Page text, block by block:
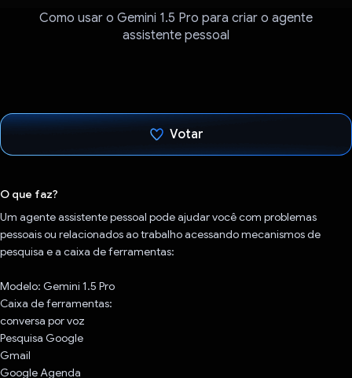
Como usar o Gemini 1.5 Pro para criar o agente
assistente pessoal
Votar
O que faz?
Um agente assistente pessoal pode ajudar você com problemas
pessoais ou relacionados ao trabalho acessando mecanismos de
pesquisa e a caixa de ferramentas:
Modelo: Gemini 1.5 Pro
Caixa de ferramentas:
conversa por voz
Pesquisa Google
Gmail
Google Agenda